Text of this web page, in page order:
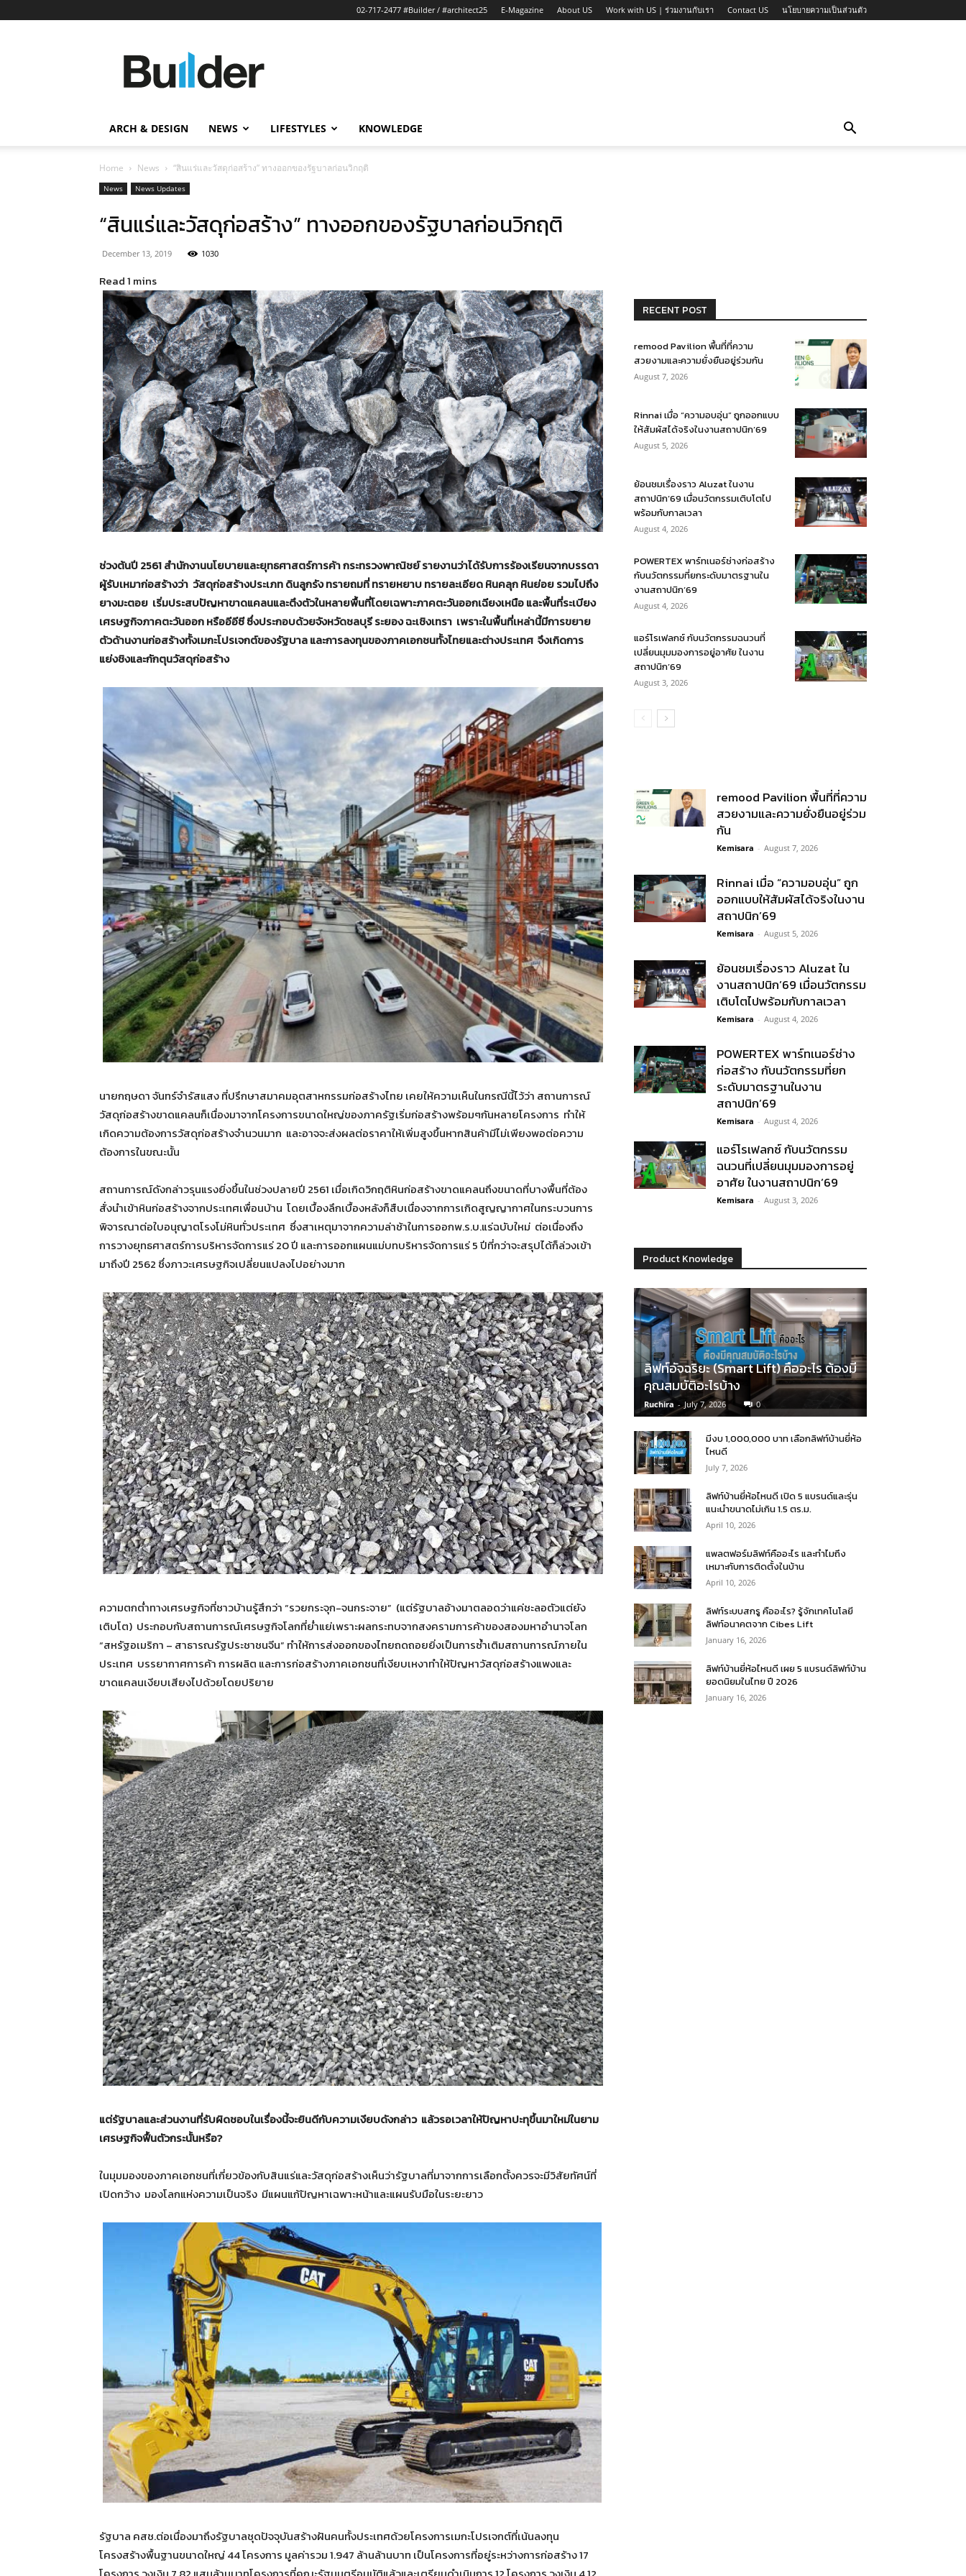
02-717-2477 #Builder / #architect25 E-Magazine About US Work with US | ร่วมงานกับเรา Contact US นโยบายความเป็นส่วนตัว
ข่าว
ก่อสร้าง
ARCH & DESIGN NEWS LIFESTYLES KNOWLEDGE
Home News “สินแร่และวัสดุก่อสร้าง” ทางออกของรัฐบาลก่อนวิกฤติ
News News Updates
“สินแร่และวัสดุก่อสร้าง” ทางออกของรัฐบาลก่อนวิกฤติ
December 13, 2019 1030
ช่วงต้นปี 2561สำนักงานนโยบายและยุทธศาสตร์การค้า กระทรวงพาณิชย์ รายงานว่าได้รับการร้องเรียนจากบรรดา
ผู้รับเหมาก่อสร้างว่า วัสดุก่อสร้างประเภท ดินลูกรัง ทรายถมที่ ทรายหยาบ ทรายละเอียด หินคลุก หินย่อย รวมไปถึง
ยางมะตอย เริ่มประสบปัญหาขาดแคลนและตึงตัวในหลายพื้นที่โดยเฉพาะภาคตะวันออกเฉียงเหนือ และพื้นที่ระเบียง
เศรษฐกิจภาคตะวันออก หรืออีอีซี ซึ่งประกอบด้วยจังหวัดชลบุรี ระยอง ฉะเชิงเทรา เพราะในพื้นที่เหล่านี้มีการขยาย
ตัวด้านงานก่อสร้างทั้งเมกะโปรเจกต์ของรัฐบาล และการลงทุนของภาคเอกชนทั้งไทยและต่างประเทศ จึงเกิดการ
แย่งชิงและกักตุนวัสดุก่อสร้าง
นายกฤษดา จันทร์จำรัสแสง ที่ปรึกษาสมาคมอุตสาหกรรมก่อสร้างไทย เคยให้ความเห็นในกรณีนี้ไว้ว่า สถานการณ์
วัสดุก่อสร้างขาดแคลนก็เนื่องมาจากโครงการขนาดใหญ่ของภาครัฐเริ่มก่อสร้างพร้อมๆกันหลายโครงการ ทำให้
เกิดความต้องการวัสดุก่อสร้างจำนวนมาก และอาจจะส่งผลต่อราคาให้เพิ่มสูงขึ้นหากสินค้ามีไม่เพียงพอต่อความ
ต้องการในขณะนั้น
สถานการณ์ดังกล่าวรุนแรงยิ่งขึ้นในช่วงปลายปี 2561 เมื่อเกิดวิกฤติหินก่อสร้างขาดแคลนถึงขนาดที่บางพื้นที่ต้อง
สั่งนำเข้าหินก่อสร้างจากประเทศเพื่อนบ้าน โดยเบื้องลึกเบื้องหลังก็สืบเนื่องจากการเกิดสูญญากาศในกระบวนการ
พิจารณาต่อใบอนุญาตโรงโม่หินทั่วประเทศ ซึ่งสาเหตุมาจากความล่าช้าในการออกพ.ร.บ.แร่ฉบับใหม่ ต่อเนื่องถึง
การวางยุทธศาสตร์การบริหารจัดการแร่ 20 ปี และการออกแผนแม่บทบริหารจัดการแร่ 5 ปีที่กว่าจะสรุปได้ก็ล่วงเข้า
มาถึงปี 2562 ซึ่งภาวะเศรษฐกิจเปลี่ยนแปลงไปอย่างมาก
ความตกต่ำทางเศรษฐกิจที่ชาวบ้านรู้สึกว่า “รวยกระจุก-จนกระจาย” (แต่รัฐบาลอ้างมาตลอดว่าแค่ชะลอตัวแต่ยัง
เติบโต) ประกอบกับสถานการณ์เศรษฐกิจโลกที่ย่ำแย่เพราะผลกระทบจากสงครามการค้าของสองมหาอำนาจโลก
“สหรัฐอเมริกา – สาธารณรัฐประชาชนจีน” ทำให้การส่งออกของไทยถดถอยยิ่งเป็นการซ้ำเติมสถานการณ์ภายใน
ประเทศ บรรยากาศการค้า การผลิต และการก่อสร้างภาคเอกชนที่เงียบเหงาทำให้ปัญหาวัสดุก่อสร้างแพงและ
ขาดแคลนเงียบเสียงไปด้วยโดยปริยาย
แต่รัฐบาลและส่วนงานที่รับผิดชอบในเรื่องนี้จะยินดีกับความเงียบดังกล่าว แล้วรอเวลาให้ปัญหาปะทุขึ้นมาใหม่ในยาม
เศรษฐกิจฟื้นตัวกระนั้นหรือ?
ในมุมมองของภาคเอกชนที่เกี่ยวข้องกับสินแร่และวัสดุก่อสร้างเห็นว่ารัฐบาลที่มาจากการเลือกตั้งควรจะมีวิสัยทัศน์ที่
เปิดกว้าง มองโลกแห่งความเป็นจริง มีแผนแก้ปัญหาเฉพาะหน้าและแผนรับมือในระยะยาว
รัฐบาล คสช.ต่อเนื่องมาถึงรัฐบาลชุดปัจจุบันสร้างฝันคนทั้งประเทศด้วยโครงการเมกะโปรเจกต์ที่เน้นลงทุน
โครงสร้างพื้นฐานขนาดใหญ่ 44 โครงการ มูลค่ารวม 1.947 ล้านล้านบาท เป็นโครงการที่อยู่ระหว่างการก่อสร้าง 17
RECENT POST
remood Pavilion พื้นที่ที่ความ
สวยงามและความยั่งยืนอยู่ร่วมกัน
August 7, 2026
Rinnai เมื่อ “ความอบอุ่น” ถูกออกแบบ
ให้สัมผัสได้จริงในงานสถาปนิก’69
August 5, 2026
ย้อนชมเรื่องราว Aluzat ในงาน
สถาปนิก’69 เมื่อนวัตกรรมเติบโตไป
พร้อมกับกาลเวลา
August 4, 2026
POWERTEX พาร์ทเนอร์ช่างก่อสร้าง
กับนวัตกรรมที่ยกระดับมาตรฐานใน
งานสถาปนิก’69
August 4, 2026
แอร์โรเฟลกซ์ กับนวัตกรรมฉนวนที่
เปลี่ยนมุมมองการอยู่อาศัย ในงาน
สถาปนิก’69
August 3, 2026
remood Pavilion พื้นที่ที่ความ
สวยงามและความยั่งยืนอยู่ร่วม
กัน
Kemisara - August 7, 2026
Rinnai เมื่อ “ความอบอุ่น” ถูก
ออกแบบให้สัมผัสได้จริงในงาน
สถาปนิก’69
Kemisara - August 5, 2026
ย้อนชมเรื่องราว Aluzat ใน
งานสถาปนิก’69 เมื่อนวัตกรรม
เติบโตไปพร้อมกับกาลเวลา
Kemisara - August 4, 2026
POWERTEX พาร์ทเนอร์ช่าง
ก่อสร้าง กับนวัตกรรมที่ยก
ระดับมาตรฐานในงาน
สถาปนิก’69
Kemisara - August 4, 2026
แอร์โรเฟลกซ์ กับนวัตกรรม
ฉนวนที่เปลี่ยนมุมมองการอยู่
อาศัย ในงานสถาปนิก’69
Kemisara - August 3, 2026
Product Knowledge
ลิฟท์อัจฉริยะ (Smart Lift) คืออะไร ต้องมี
คุณสมบัติอะไรบ้าง
Ruchira - July 7, 2026 0
มีงบ 1,000,000 บาท เลือกลิฟท์บ้านยี่ห้อ
ไหนดี
July 7, 2026
ลิฟท์บ้านยี่ห้อไหนดี เปิด 5 แบรนด์และรุ่น
แนะนำขนาดไม่เกิน 1.5 ตร.ม.
April 10, 2026
แพลตฟอร์มลิฟท์คืออะไร และทำไมถึง
เหมาะกับการติดตั้งในบ้าน
April 10, 2026
ลิฟท์ระบบสกรู คืออะไร? รู้จักเทคโนโลยี
ลิฟท์อนาคตจาก Cibes Lift
January 16, 2026
ลิฟท์บ้านยี่ห้อไหนดี เผย 5 แบรนด์ลิฟท์บ้าน
ยอดนิยมในไทย ปี 2026
January 16, 2026